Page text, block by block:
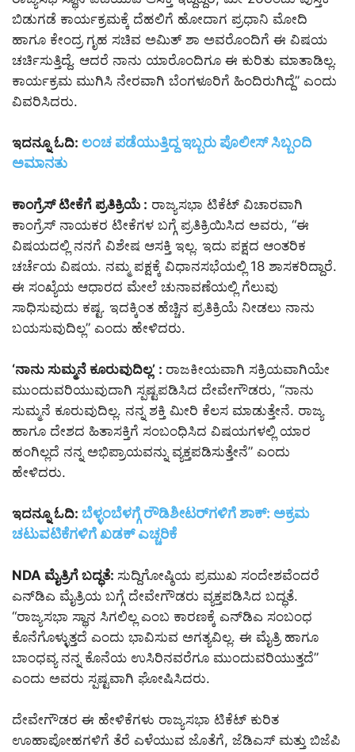
ಬಿಡುಗಡೆ ಕಾರ್ಯಕ್ರಮಕ್ಕೆ ದೆಹಲಿಗೆ ಹೋದಾಗ ಪ್ರಧಾನಿ ಮೋದಿ
ಹಾಗೂ ಕೇಂದ್ರ ಗೃಹ ಸಚಿವ ಅಮಿತ್ ಶಾ ಅವರೊಂದಿಗೆ ಈ ವಿಷಯ
ಚರ್ಚಿಸುತ್ತಿದ್ದೆ. ಆದರೆ ನಾನು ಯಾರೊಂದಿಗೂ ಈ ಕುರಿತು ಮಾತಾಡಿಲ್ಲ.
ಕಾರ್ಯಕ್ರಮ ಮುಗಿಸಿ ನೇರವಾಗಿ ಬೆಂಗಳೂರಿಗೆ ಹಿಂದಿರುಗಿದ್ದೆ” ಎಂದು
ವಿವರಿಸಿದರು.
ಇದನ್ನೂ ಓದಿ: ಲಂಚ ಪಡೆಯುತ್ತಿದ್ದ ಇಬ್ಬರು ಪೊಲೀಸ್ ಸಿಬ್ಬಂದಿ
ಅಮಾನತು
ಕಾಂಗ್ರೆಸ್ ಟೀಕೆಗೆ ಪ್ರತಿಕ್ರಿಯೆ : ರಾಜ್ಯಸಭಾ ಟಿಕೆಟ್ ವಿಚಾರವಾಗಿ
ಕಾಂಗ್ರೆಸ್ ನಾಯಕರ ಟೀಕೆಗಳ ಬಗ್ಗೆ ಪ್ರತಿಕ್ರಿಯಿಸಿದ ಅವರು, “ಈ
ವಿಷಯದಲ್ಲಿ ನನಗೆ ವಿಶೇಷ ಆಸಕ್ತಿ ಇಲ್ಲ. ಇದು ಪಕ್ಷದ ಆಂತರಿಕ
ಚರ್ಚೆಯ ವಿಷಯ. ನಮ್ಮ ಪಕ್ಷಕ್ಕೆ ವಿಧಾನಸಭೆಯಲ್ಲಿ 18 ಶಾಸಕರಿದ್ದಾರೆ.
ಈ ಸಂಖ್ಯೆಯ ಆಧಾರದ ಮೇಲೆ ಚುನಾವಣೆಯಲ್ಲಿ ಗೆಲುವು
ಸಾಧಿಸುವುದು ಕಷ್ಟ. ಇದಕ್ಕಿಂತ ಹೆಚ್ಚಿನ ಪ್ರತಿಕ್ರಿಯೆ ನೀಡಲು ನಾನು
ಬಯಸುವುದಿಲ್ಲ” ಎಂದು ಹೇಳಿದರು.
‘ನಾನು ಸುಮ್ಮನೆ ಕೂರುವುದಿಲ್ಲ’ : ರಾಜಕೀಯವಾಗಿ ಸಕ್ರಿಯವಾಗಿಯೇ
ಮುಂದುವರಿಯುವುದಾಗಿ ಸ್ಪಷ್ಟಪಡಿಸಿದ ದೇವೇಗೌಡರು, “ನಾನು
ಸುಮ್ಮನೆ ಕೂರುವುದಿಲ್ಲ. ನನ್ನ ಶಕ್ತಿ ಮೀರಿ ಕೆಲಸ ಮಾಡುತ್ತೇನೆ. ರಾಜ್ಯ
ಹಾಗೂ ದೇಶದ ಹಿತಾಸಕ್ತಿಗೆ ಸಂಬಂಧಿಸಿದ ವಿಷಯಗಳಲ್ಲಿ ಯಾರ
ಹಂಗಿಲ್ಲದೆ ನನ್ನ ಅಭಿಪ್ರಾಯವನ್ನು ವ್ಯಕ್ತಪಡಿಸುತ್ತೇನೆ” ಎಂದು
ಹೇಳಿದರು.
ಇದನ್ನೂ ಓದಿ: ಬೆಳ್ಳಂಬೆಳಗ್ಗೆ ರೌಡಿಶೀಟರ್‌ಗಳಿಗೆ ಶಾಕ್: ಅಕ್ರಮ
ಚಟುವಟಿಕೆಗಳಿಗೆ ಖಡಕ್ ಎಚ್ಚರಿಕೆ
NDA ಮೈತ್ರಿಗೆ ಬದ್ಧತೆ: ಸುದ್ದಿಗೋಷ್ಠಿಯ ಪ್ರಮುಖ ಸಂದೇಶವೆಂದರೆ
ಎನ್‌ಡಿಎ ಮೈತ್ರಿಯ ಬಗ್ಗೆ ದೇವೇಗೌಡರು ವ್ಯಕ್ತಪಡಿಸಿದ ಬದ್ಧತೆ.
“ರಾಜ್ಯಸಭಾ ಸ್ಥಾನ ಸಿಗಲಿಲ್ಲ ಎಂಬ ಕಾರಣಕ್ಕೆ ಎನ್‌ಡಿಎ ಸಂಬಂಧ
ಕೊನೆಗೊಳ್ಳುತ್ತದೆ ಎಂದು ಭಾವಿಸುವ ಅಗತ್ಯವಿಲ್ಲ. ಈ ಮೈತ್ರಿ ಹಾಗೂ
ಬಾಂಧವ್ಯ ನನ್ನ ಕೊನೆಯ ಉಸಿರಿನವರೆಗೂ ಮುಂದುವರಿಯುತ್ತದೆ”
ಎಂದು ಅವರು ಸ್ಪಷ್ಟವಾಗಿ ಘೋಷಿಸಿದರು.
ದೇವೇಗೌಡರ ಈ ಹೇಳಿಕೆಗಳು ರಾಜ್ಯಸಭಾ ಟಿಕೆಟ್ ಕುರಿತ
ಊಹಾಪೋಹಗಳಿಗೆ ತೆರೆ ಎಳೆಯುವ ಜೊತೆಗೆ, ಜೆಡಿಎಸ್ ಮತ್ತು ಬಿಜೆಪಿ